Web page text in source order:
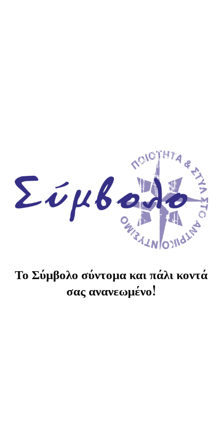
Το Σύμβολο σύντομα και πάλι κοντά
σας ανανεωμένο!